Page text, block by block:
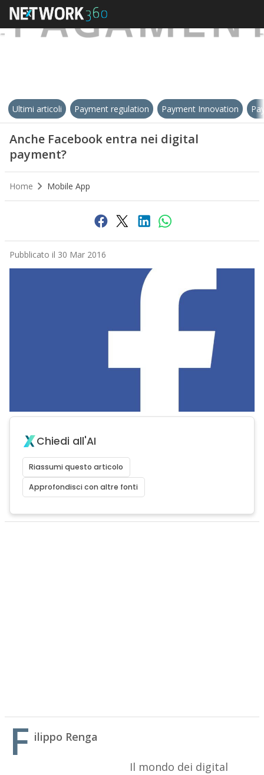
Ultimi articoli Payment regulation Payment Innovation
Anche Facebook entra nei digital
payment?
Home Mobile App
Pubblicato il 30 Mar 2016
Chiedi all'AI
Riassumi questo articolo
Approfondisci con altre fonti
F ilippo Renga
Il mondo dei digital